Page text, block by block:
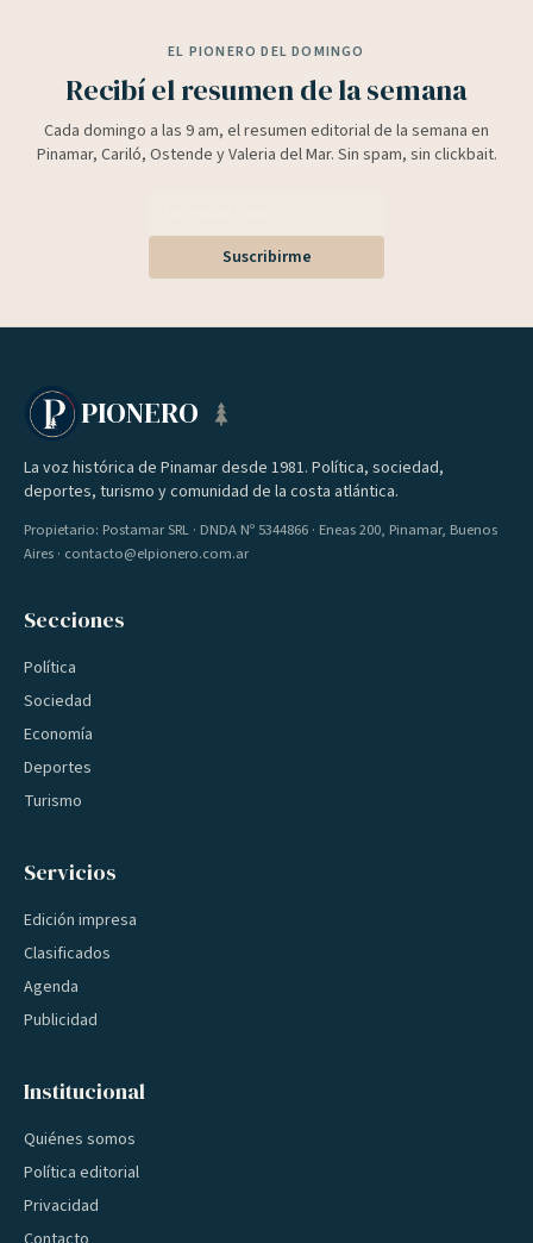
EL PIONERO DEL DOMINGO
Recibí el resumen de la semana
Cada domingo a las 9 am, el resumen editorial de la semana en
Pinamar, Cariló, Ostende y Valeria del Mar. Sin spam, sin clickbait.
Suscribirme
PIONERO
La voz histórica de Pinamar desde 1981. Política, sociedad,
deportes, turismo y comunidad de la costa atlántica.
Propietario: Postamar SRL · DNDA Nº 5344866 · Eneas 200, Pinamar, Buenos
Aires · contacto@elpionero.com.ar
Secciones
Política
Sociedad
Economía
Deportes
Turismo
Servicios
Edición impresa
Clasificados
Agenda
Publicidad
Institucional
Quiénes somos
Política editorial
Privacidad